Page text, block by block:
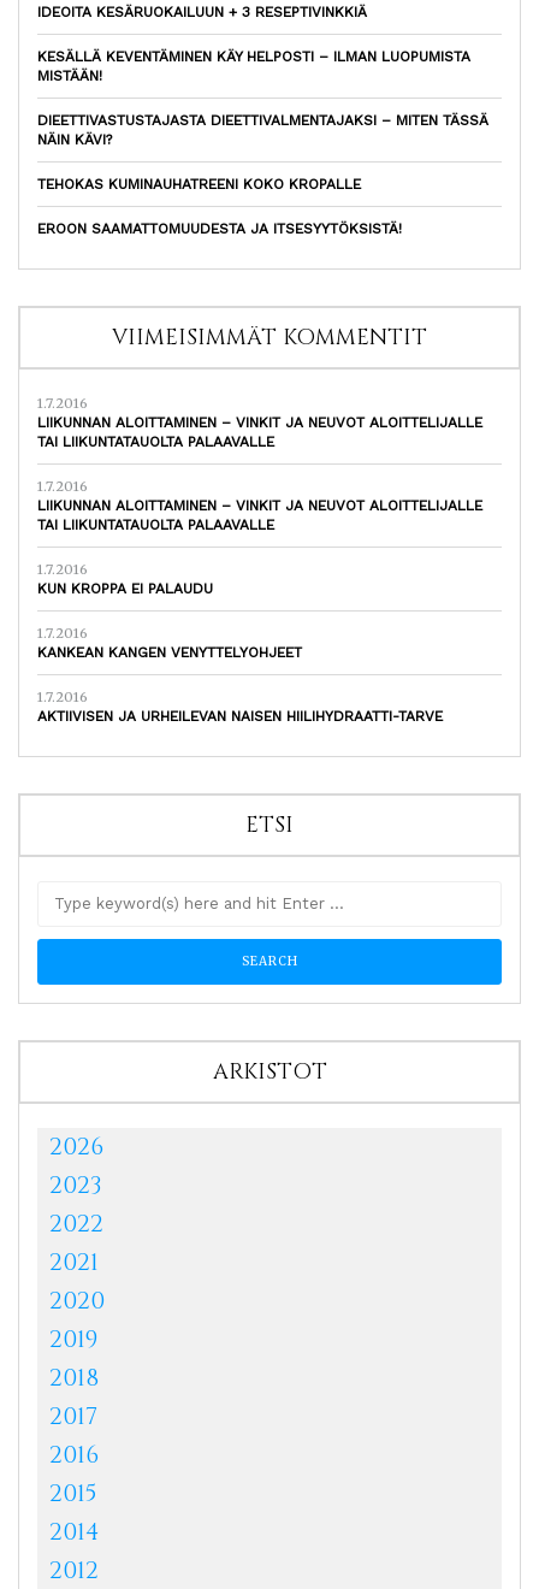
IDEOITA KESÄRUOKAILUUN + 3 RESEPTIVINKKIÄ
KESÄLLÄ KEVENTÄMINEN KÄY HELPOSTI – ILMAN LUOPUMISTA
MISTÄÄN!
DIEETTIVASTUSTAJASTA DIEETTIVALMENTAJAKSI – MITEN TÄSSÄ
NÄIN KÄVI?
TEHOKAS KUMINAUHATREENI KOKO KROPALLE
EROON SAAMATTOMUUDESTA JA ITSESYYTÖKSISTÄ!
VIIMEISIMMÄT KOMMENTIT
1.7.2016
LIIKUNNAN ALOITTAMINEN – VINKIT JA NEUVOT ALOITTELIJALLE
TAI LIIKUNTATAUOLTA PALAAVALLE
1.7.2016
LIIKUNNAN ALOITTAMINEN – VINKIT JA NEUVOT ALOITTELIJALLE
TAI LIIKUNTATAUOLTA PALAAVALLE
1.7.2016
KUN KROPPA EI PALAUDU
1.7.2016
KANKEAN KANGEN VENYTTELYOHJEET
1.7.2016
AKTIIVISEN JA URHEILEVAN NAISEN HIILIHYDRAATTI-TARVE
ETSI
ARKISTOT
2026
2023
2022
2021
2020
2019
2018
2017
2016
2015
2014
2012